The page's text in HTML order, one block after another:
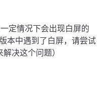
定情况下会出现白屏的
本中遇到了白屏，请尝试
决这个问题）